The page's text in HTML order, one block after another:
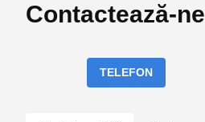
Contactează-ne
TELEFON